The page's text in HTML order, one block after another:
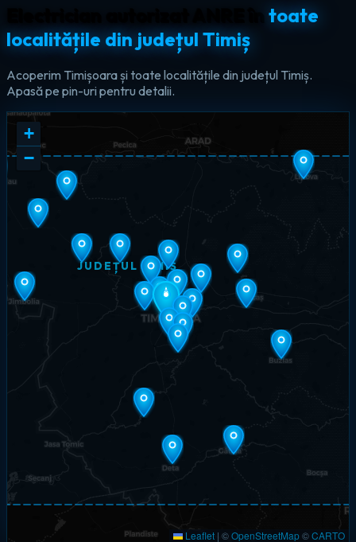
toate
localitățile din județul Timiș
Acoperim Timișoara și toate localitățile din județul Timiș.
Apasă pe pin-uri pentru detalii.
JUDEȚUL TIMIȘ
+
−
Leaflet | ©OpenStreetMap©CARTO